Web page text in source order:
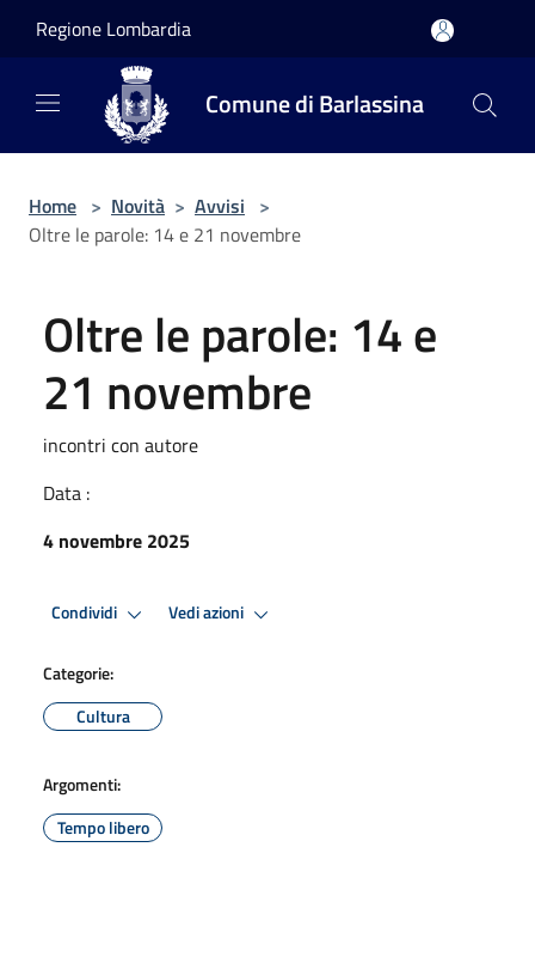
Regione Lombardia
Comune di Barlassina
Home > Novità > Avvisi >
Oltre le parole: 14 e 21 novembre
Oltre le parole: 14 e
21 novembre
incontri con autore
Data :
4 novembre 2025
Condividi Vedi azioni
Categorie:
Cultura
Argomenti:
Tempo libero